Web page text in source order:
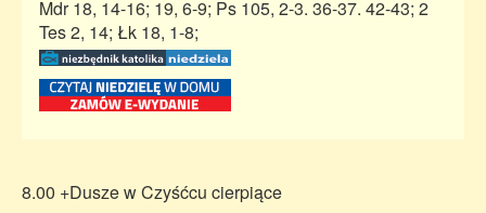
Mdr 18, 14-16; 19, 6-9; Ps 105, 2-3. 36-37. 42-43; 2
Tes 2, 14; Łk 18, 1-8;
8.00 +Dusze w Czyśćcu cierpiące